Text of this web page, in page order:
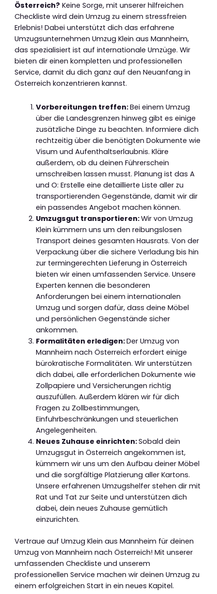
Österreich? Keine Sorge, mit unserer hilfreichen
Checkliste wird dein Umzug zu einem stressfreien
Erlebnis! Dabei unterstützt dich das erfahrene
Umzugsunternehmen Umzug Klein aus Mannheim,
das spezialisiert ist auf internationale Umzüge. Wir
bieten dir einen kompletten und professionellen
Service, damit du dich ganz auf den Neuanfang in
Österreich konzentrieren kannst.
Vorbereitungen treffen:Bei einem Umzug
über die Landesgrenzen hinweg gibt es einige
zusätzliche Dinge zu beachten. Informiere dich
rechtzeitig über die benötigten Dokumente wie
Visum und Aufenthaltserlaubnis. Kläre
außerdem, ob du deinen Führerschein
umschreiben lassen musst. Planung ist das A
und O: Erstelle eine detaillierte Liste aller zu
transportierenden Gegenstände, damit wir dir
ein passendes Angebot machen können.
Umzugsgut transportieren:Wir von Umzug
Klein kümmern uns um den reibungslosen
Transport deines gesamten Hausrats. Von der
Verpackung über die sichere Verladung bis hin
zur termingerechten Lieferung in Österreich
bieten wir einen umfassenden Service. Unsere
Experten kennen die besonderen
Anforderungen bei einem internationalen
Umzug und sorgen dafür, dass deine Möbel
und persönlichen Gegenstände sicher
ankommen.
Formalitäten erledigen:Der Umzug von
Mannheim nach Österreich erfordert einige
bürokratische Formalitäten. Wir unterstützen
dich dabei, alle erforderlichen Dokumente wie
Zollpapiere und Versicherungen richtig
auszufüllen. Außerdem klären wir für dich
Fragen zu Zollbestimmungen,
Einfuhrbeschränkungen und steuerlichen
Angelegenheiten.
Neues Zuhause einrichten:Sobald dein
Umzugsgut in Österreich angekommen ist,
kümmern wir uns um den Aufbau deiner Möbel
und die sorgfältige Platzierung aller Kartons.
Unsere erfahrenen Umzugshelfer stehen dir mit
Rat und Tat zur Seite und unterstützen dich
dabei, dein neues Zuhause gemütlich
einzurichten.
Vertraue auf Umzug Klein aus Mannheim für deinen
Umzug von Mannheim nach Österreich! Mit unserer
umfassenden Checkliste und unserem
professionellen Service machen wir deinen Umzug zu
einem erfolgreichen Start in ein neues Kapitel.